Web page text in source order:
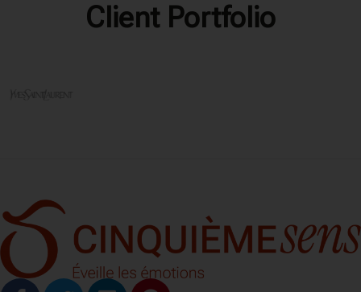
Client Portfolio